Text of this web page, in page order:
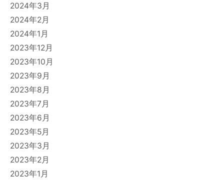
2024年3月
2024年2月
2024年1月
2023年12月
2023年10月
2023年9月
2023年8月
2023年7月
2023年6月
2023年5月
2023年3月
2023年2月
2023年1月